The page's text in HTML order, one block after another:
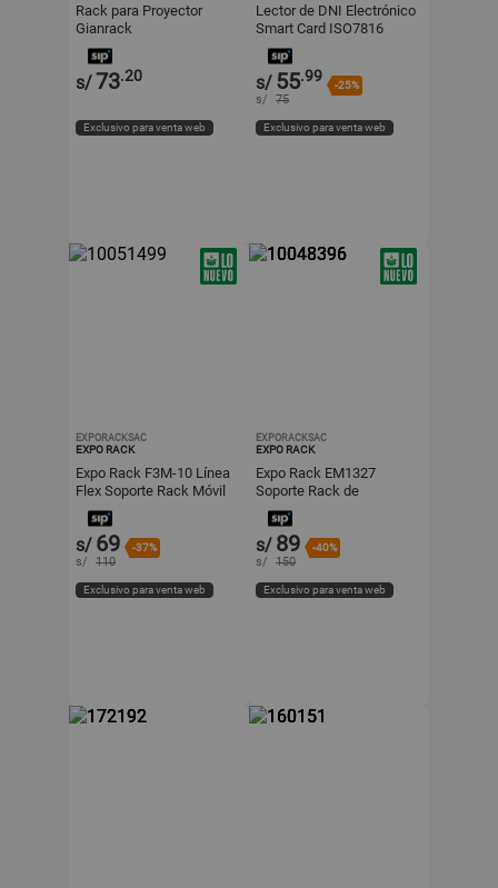
Rack para Proyector
Gianrack
s/73.20
Exclusivo para venta web
Lector de DNI Electrónico
Smart Card ISO7816
Negro
s/ 55.99
-25%
s/ 75
Exclusivo para venta web
EXPORACKSAC
EXPO RACK
Expo Rack F3M-10 Línea
Flex Soporte Rack Móvil
3 Giros para Tv, Monitor
Led/Smart 10 a 27
pulgadas
s/ 69 -37%
s/ 110
Exclusivo para venta web
EXPORACKSAC
EXPO RACK
Expo Rack EM1327
Soporte Rack de
Escritorio para Monitor
Móvil Plegable de 3 Giros
13 a 27 pulgadas
s/ 89 -40%
s/ 150
Exclusivo para venta web